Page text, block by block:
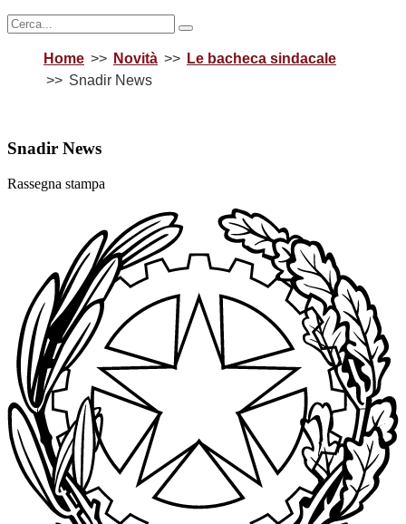
Home Novità
Le bacheca sindacale
Snadir News
Snadir News
Rassegna stampa